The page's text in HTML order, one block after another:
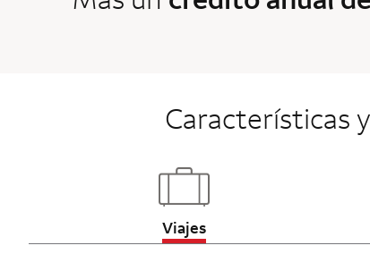
Características
Viajes
Updates page content